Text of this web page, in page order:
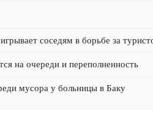
соседям в борьбе за
на очереди и переполненность
мусора у больницы в Баку